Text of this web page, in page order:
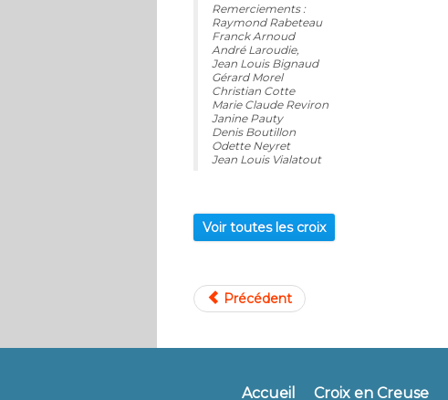
Remerciements :
Raymond Rabeteau
Franck Arnoud
André Laroudie,
Jean Louis Bignaud
Gérard Morel
Christian Cotte
Marie Claude Reviron
Janine Pauty
Denis Boutillon
Odette Neyret
Jean Louis Vialatout
Voir toutes les croix
Précédent
Accueil Croix en Creuse